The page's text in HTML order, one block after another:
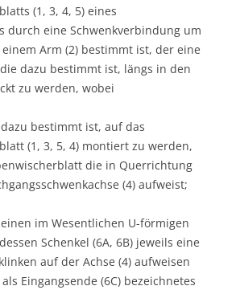
(1, 3, 4, 5) eines
durch eine Schwenkverbindung um
einem Arm (2) bestimmt ist, der eine
dazu bestimmt ist, längs in den
zu werden, wobei
bestimmt ist, auf das
(1, 3, 5, 4) montiert zu werden,
die in Querrichtung
(4) aufweist;
im Wesentlichen U-förmigen
Schenkel (6A, 6B) jeweils eine
auf der Achse (4) aufweisen
Eingangsende (6C) bezeichnetes